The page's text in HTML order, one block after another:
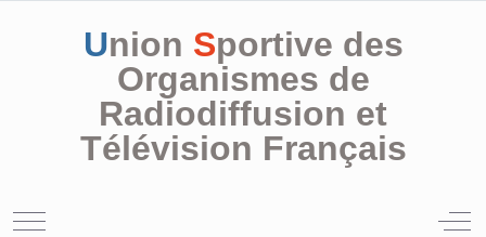
Union Sportive des
Organismes de
Radiodiffusion et
Télévision Français
Mobile Menu Toggle Off-